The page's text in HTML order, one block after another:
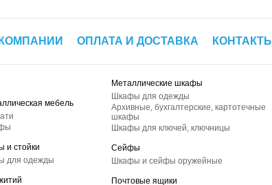
ОПЛАТА И ДОСТАВКА КОНТАКТЫ
мебель
стойки
для одежды
Металлические шкафы
Шкафы для одежды
Архивные, бухгалтерские, картотечные
шкафы
Шкафы для ключей, ключницы
Сейфы
Шкафы и сейфы оружейные
Почтовые ящики